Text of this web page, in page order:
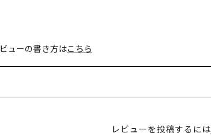
ューの書き方はこちら
レビューを投稿するには